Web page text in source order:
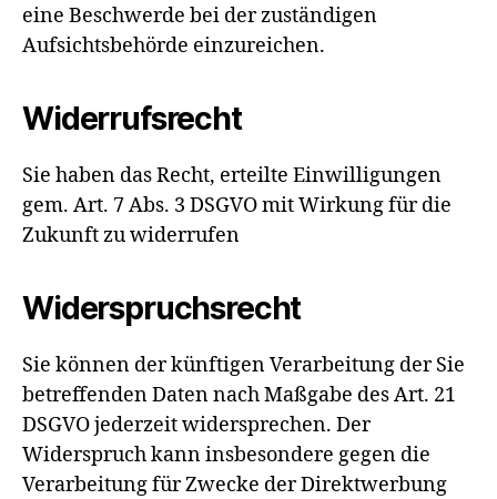
eine Beschwerde bei der zuständigen
Aufsichtsbehörde einzureichen.
Widerrufsrecht
Sie haben das Recht, erteilte Einwilligungen
gem. Art. 7 Abs. 3 DSGVO mit Wirkung für die
Zukunft zu widerrufen
Widerspruchsrecht
Sie können der künftigen Verarbeitung der Sie
betreffenden Daten nach Maßgabe des Art. 21
DSGVO jederzeit widersprechen. Der
Widerspruch kann insbesondere gegen die
Verarbeitung für Zwecke der Direktwerbung